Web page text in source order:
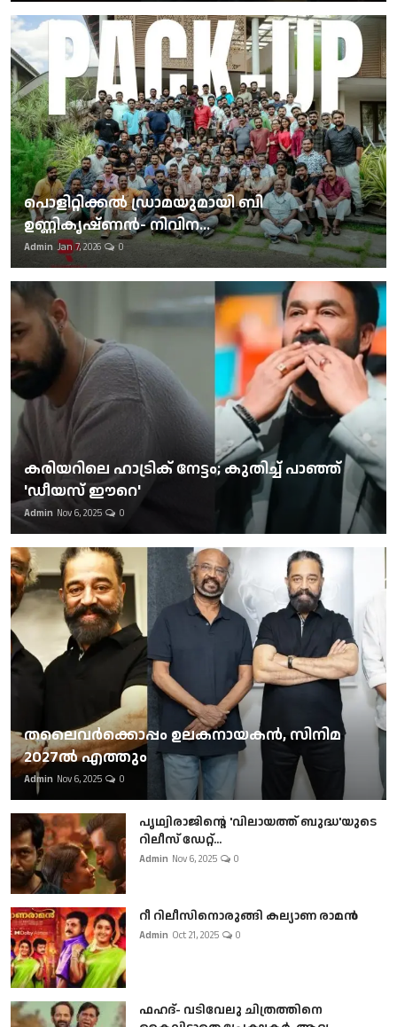
പൊളിറ്റിക്കല്‍ ഡ്രാമയുമായി ബി
ഉണ്ണികൃഷ്ണന്‍- നിവിന...
Admin Jan 7, 2026 0
കരിയറിലെ ഹാട്രിക് നേട്ടം; കുതിച്ച് പാഞ്ഞ്
'ഡീയസ് ഈറെ'
Admin Nov 6, 2025 0
തലൈവര്‍ക്കൊപ്പം ഉലകനായകന്‍, സിനിമ
2027ല്‍ എത്തും
Admin Nov 6, 2025 0
പൃഥ്വിരാജിന്റെ 'വിലായത്ത് ബുദ്ധ'യുടെ
റിലീസ് ഡേറ്റ്...
Admin Nov 6, 2025 0
റീ റിലീസിനൊരുങ്ങി കല്യാണ രാമൻ
Admin Oct 21, 2025 0
ഫഹദ്- വടിവേലു ചിത്രത്തിനെ